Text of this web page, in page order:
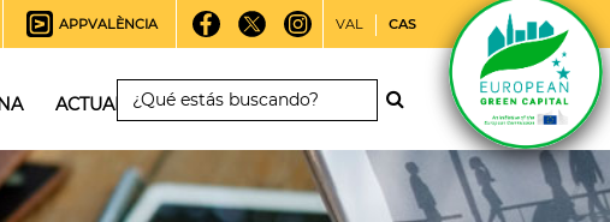
APPVALÈNCIA VAL CAS
ACTUALIDAD